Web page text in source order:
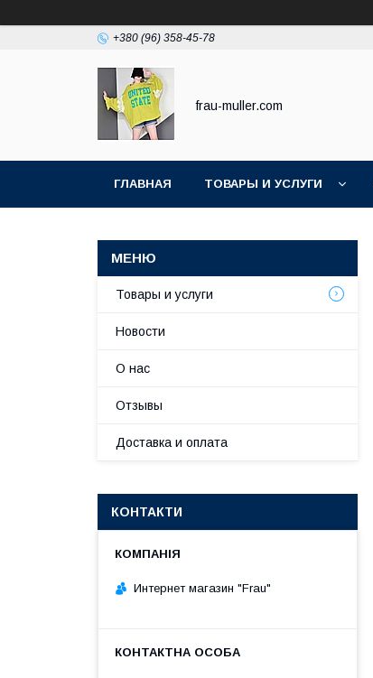
+380 (96) 358-45-78
frau-muller.com
ГЛАВНАЯ ТОВАРЫ И УСЛУГИ
Товары и услуги
Новости
О нас
Отзывы
Доставка и оплата
КОНТАКТИ
Интернет магазин "Frau"